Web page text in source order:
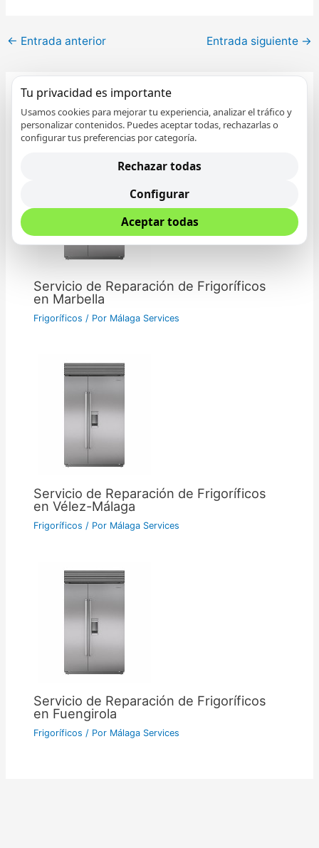
← Entrada anterior Entrada siguiente →
Entradas relacionadas
Servicio de Reparación de Frigoríficos
en Marbella
Frigoríficos / Por Málaga Services
Servicio de Reparación de Frigoríficos
en Vélez-Málaga
Frigoríficos / Por Málaga Services
Servicio de Reparación de Frigoríficos
en Fuengirola
Frigoríficos / Por Málaga Services
Tu privacidad es importante
Usamos cookies para mejorar tu experiencia, analizar el tráfico y
personalizar contenidos. Puedes aceptar todas, rechazarlas o
configurar tus preferencias por categoría.
Rechazar todas
Configurar
Aceptar todas